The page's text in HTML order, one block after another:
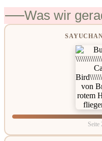
Was wir
Seite